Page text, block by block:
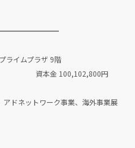
ライムプラザ 9階
金 100,102,800円
ドネットワーク事業、海外事業展